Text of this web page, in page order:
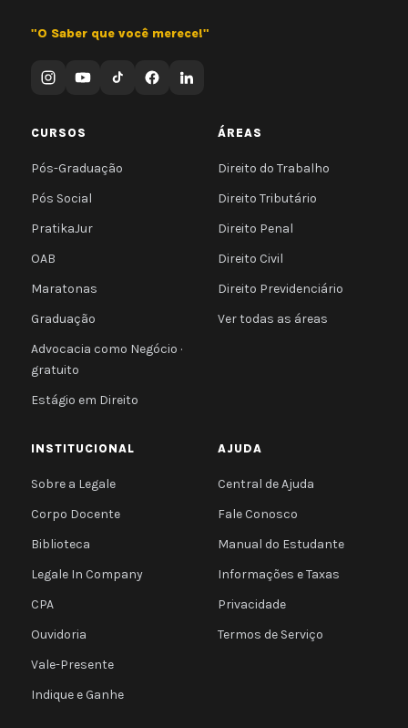
"O Saber que você merece!"
CURSOS
Pós-Graduação
Pós Social
PratikaJur
OAB
Maratonas
Graduação
Advocacia como Negócio ·
gratuito
Estágio em Direito
ÁREAS
Direito do Trabalho
Direito Tributário
Direito Penal
Direito Civil
Direito Previdenciário
Ver todas as áreas
INSTITUCIONAL
Sobre a Legale
Corpo Docente
Biblioteca
Legale In Company
CPA
Ouvidoria
Vale-Presente
Indique e Ganhe
AJUDA
Central de Ajuda
Fale Conosco
Manual do Estudante
Informações e Taxas
Privacidade
Termos de Serviço